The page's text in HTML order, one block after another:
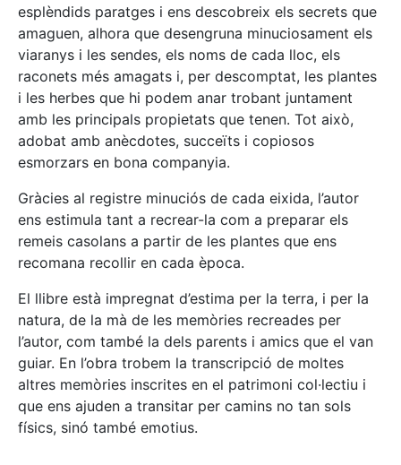
esplèndids paratges i ens descobreix els secrets que
amaguen, alhora que desengruna minuciosament els
viaranys i les sendes, els noms de cada lloc, els
raconets més amagats i, per descomptat, les plantes
i les herbes que hi podem anar trobant juntament
amb les principals propietats que tenen. Tot això,
adobat amb anècdotes, succeïts i copiosos
esmorzars en bona companyia.
Gràcies al registre minuciós de cada eixida, l’autor
ens estimula tant a recrear-la com a preparar els
remeis casolans a partir de les plantes que ens
recomana recollir en cada època.
El llibre està impregnat d’estima per la terra, i per la
natura, de la mà de les memòries recreades per
l’autor, com també la dels parents i amics que el van
guiar. En l’obra trobem la transcripció de moltes
altres memòries inscrites en el patrimoni col·lectiu i
que ens ajuden a transitar per camins no tan sols
físics, sinó també emotius.